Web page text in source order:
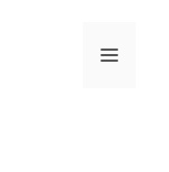
Menu